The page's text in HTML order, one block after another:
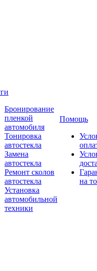
Бронирование
пленкой
автомобиля
Тонировка
автостекла
Замена
автостекла
Ремонт сколов
автостекла
Установка
автомобильной
техники
Помощь
на